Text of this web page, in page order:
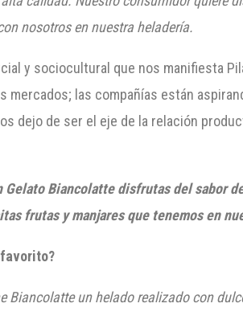
nosotros en nuestra heladería.
y sociocultural que nos manifiesta
mercados; las compañías están
dejo de ser el eje de la relación
Gelato Biancolattedisfrutas del sabor
frutas y manjares que tenemos en
Biancolatteun helado realizado con